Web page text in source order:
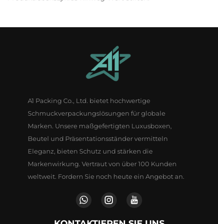
A1 Packing Co., Ltd. bietet hochwertige
Schmuckverpackungslösungen für globale
Marken. Unsere maßgefertigten Luxusboxen,
Beutel und Präsentationsständer vermitteln
Eleganz, bieten Schutz und stärken die
Markenwirkung. Vertraut von über 100 Kunden
weltweit. Fordern Sie noch heute ein Angebot an.